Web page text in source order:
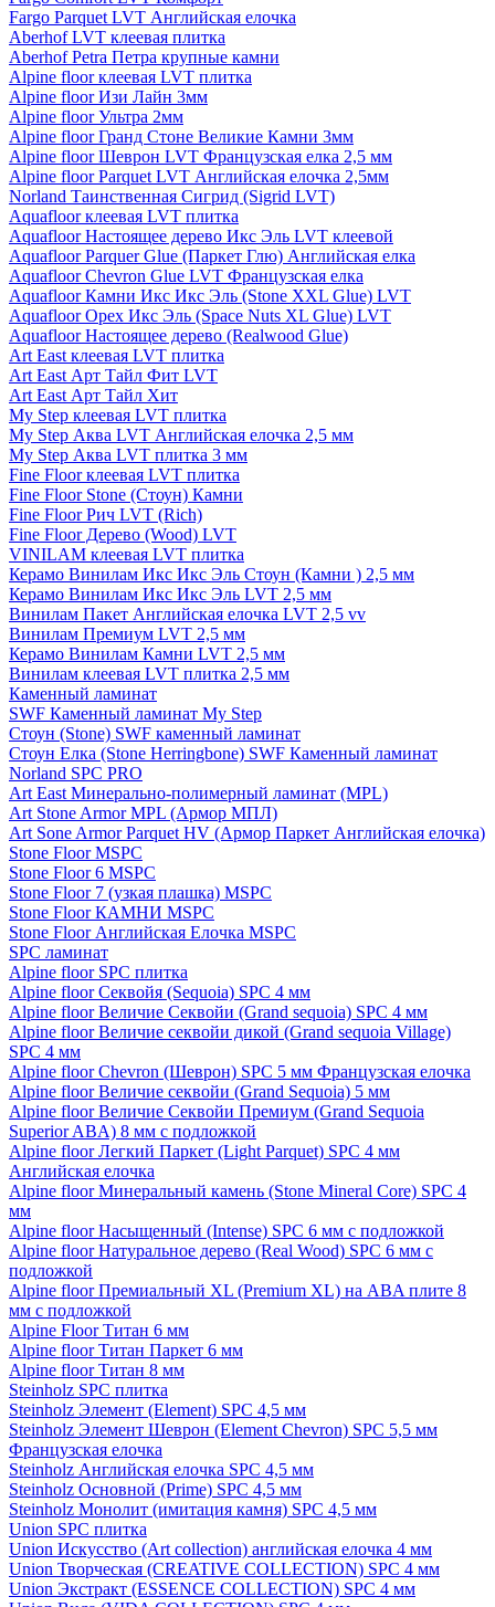
Fargo Parquet LVT Английская елочка
Aberhof LVT клеевая плитка
Aberhof Petra Петра крупные камни
Alpine floor клеевая LVT плитка
Alpine floor Изи Лайн 3мм
Alpine floor Ультра 2мм
Alpine floor Гранд Стоне Великие Камни 3мм
Alpine floor Шеврон LVT Французская елка 2,5 мм
Alpine floor Parquet LVT Английская елочка 2,5мм
Norland Таинственная Сигрид (Sigrid LVT)
Aquafloor клеевая LVT плитка
Aquafloor Настоящее дерево Икс Эль LVT клеевой
Aquafloor Parquer Glue (Паркет Глю) Английская елка
Aquafloor Chevron Glue LVT Французская елка
Aquafloor Камни Икс Икс Эль (Stone XXL Glue) LVT
Aquafloor Орех Икс Эль (Space Nuts XL Glue) LVT
Aquafloor Настоящее дерево (Realwood Glue)
Art East клеевая LVT плитка
Art East Арт Тайл Фит LVT
Art East Арт Тайл Хит
My Step клеевая LVT плитка
My Step Аква LVT Английская елочка 2,5 мм
My Step Аква LVT плитка 3 мм
Fine Floor клеевая LVT плитка
Fine Floor Stone (Стоун) Камни
Fine Floor Рич LVT (Rich)
Fine Floor Дерево (Wood) LVT
VINILAM клеевая LVT плитка
Керамо Винилам Икс Икс Эль Стоун (Камни ) 2,5 мм
Керамо Винилам Икс Икс Эль LVT 2,5 мм
Винилам Пакет Английская елочка LVT 2,5 vv
Винилам Премиум LVT 2,5 мм
Керамо Винилам Камни LVT 2,5 мм
Винилам клеевая LVT плитка 2,5 мм
Каменный ламинат
SWF Каменный ламинат My Step
Стоун (Stone) SWF каменный ламинат
Стоун Елка (Stone Herringbone) SWF Каменный ламинат
Norland SPC PRO
Art East Минерально-полимерный ламинат (MPL)
Art Stone Armor MPL (Армор МПЛ)
Art Sone Armor Parquet HV (Армор Паркет Английская елочка)
Stone Floor MSPC
Stone Floor 6 MSPC
Stone Floor 7 (узкая плашка) MSPC
Stone Floor КАМНИ MSPC
Stone Floor Английская Елочка MSPC
SPC ламинат
Alpine floor SPC плитка
Alpine floor Секвойя (Sequoia) SPC 4 мм
Alpine floor Величие Секвойи (Grand sequoia) SPC 4 мм
Alpine floor Величие секвойи дикой (Grand sequoia Village)
SPC 4 мм
Alpine floor Chevron (Шеврон) SPC 5 мм Французская елочка
Alpine floor Величие секвойи (Grand Sequoia) 5 мм
Alpine floor Величие Секвойи Премиум (Grand Sequoia
Superior ABA) 8 мм с подложкой
Alpine floor Легкий Паркет (Light Parquet) SPC 4 мм
Английская елочка
Alpine floor Минеральный камень (Stone Mineral Core) SPC 4
мм
Alpine floor Насыщенный (Intense) SPC 6 мм с подложкой
Alpine floor Натуральное дерево (Real Wood) SPC 6 мм с
подложкой
Alpine floor Премиальный XL (Premium XL) на ABA плите 8
мм с подложкой
Alpine Floor Титан 6 мм
Alpine floor Титан Паркет 6 мм
Alpine floor Титан 8 мм
Steinholz SPC плитка
Steinholz Элемент (Element) SPC 4,5 мм
Steinholz Элемент Шеврон (Element Chevron) SPC 5,5 мм
Французская елочка
Steinholz Английская елочка SPC 4,5 мм
Steinholz Основной (Prime) SPC 4,5 мм
Steinholz Монолит (имитация камня) SPC 4,5 мм
Union SPC плитка
Union Искусство (Art collection) английская елочка 4 мм
Union Творческая (CREATIVE COLLECTION) SPC 4 мм
Union Экстракт (ESSENCE COLLECTION) SPC 4 мм